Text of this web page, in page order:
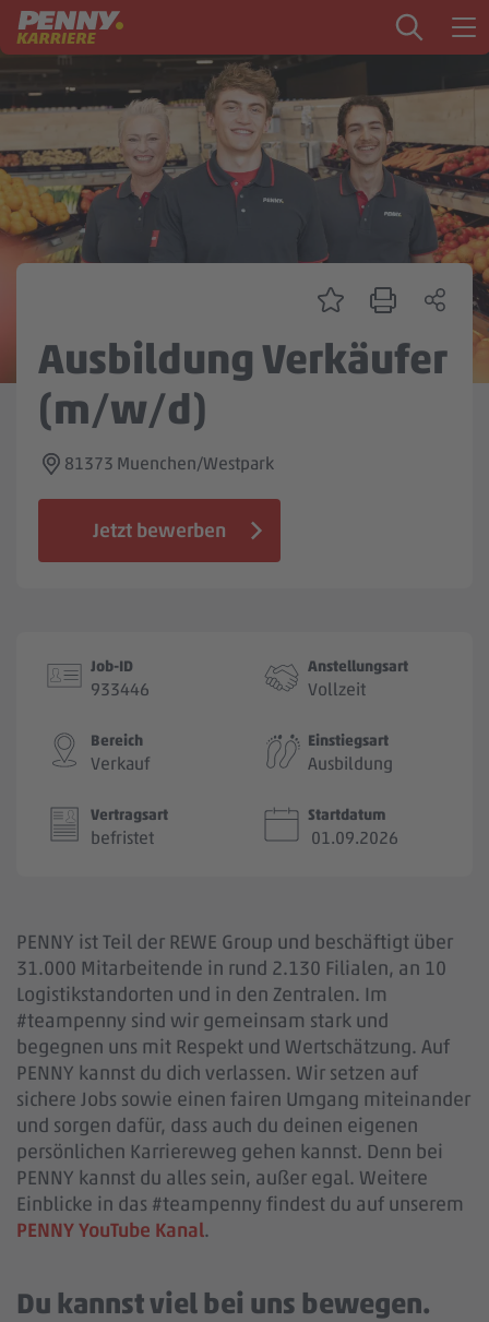
Zum Inhalt springen
Startseite
PENNY als Arbeitgeber
Ausbildung
Zentrale & Vertrieb
Mein Kandidat:innenprofil
Jobbörse
Ausbildung Verkäufer
(m/w/d)
81373 Muenchen/Westpark
Jetzt bewerben
Job-ID
933446
Anstellungsart
Vollzeit
Bereich
Verkauf
Einstiegsart
Ausbildung
Vertragsart
befristet
Startdatum
01.09.2026
PENNY ist Teil der REWE Group und beschäftigt über
31.000 Mitarbeitende in rund 2.130 Filialen, an 10
Logistikstandorten und in den Zentralen. Im
#teampenny sind wir gemeinsam stark und
begegnen uns mit Respekt und Wertschätzung. Auf
PENNY kannst du dich verlassen. Wir setzen auf
sichere Jobs sowie einen fairen Umgang miteinander
und sorgen dafür, dass auch du deinen eigenen
persönlichen Karriereweg gehen kannst. Denn bei
PENNY kannst du alles sein, außer egal. Weitere
Einblicke in das #teampenny findest du auf unserem
PENNY YouTube Kanal.
Du kannst viel bei uns bewegen.